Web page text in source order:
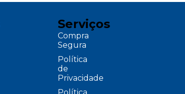
Serviços
Compra
Segura
Política
de
Privacidade